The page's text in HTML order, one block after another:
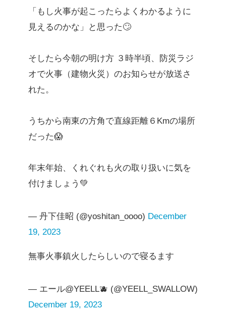
「もし火事が起こったらよくわかるように
見えるのかな」と思った🙄
そしたら今朝の明け方 ３時半頃、防災ラジ
オで火事（建物火災）のお知らせが放送さ
れた。
うちから南東の方角で直線距離６Kmの場所
だった😱
年末年始、くれぐれも火の取り扱いに気を
付けましょう💚
— 丹下佳昭 (@yoshitan_oooo) December
19, 2023
無事火事鎮火したらしいので寝るます
— エール@YEELL🫐 (@YEELL_SWALLOW)
December 19, 2023